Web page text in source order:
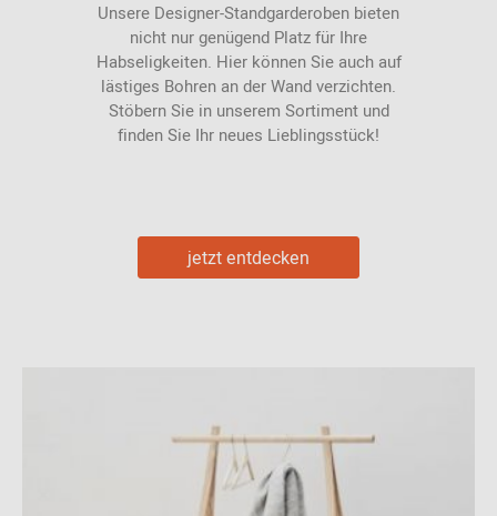
Unsere Designer-Standgarderoben bieten
nicht nur genügend Platz für Ihre
Habseligkeiten. Hier können Sie auch auf
lästiges Bohren an der Wand verzichten.
Stöbern Sie in unserem Sortiment und
finden Sie Ihr neues Lieblingsstück!
jetzt entdecken